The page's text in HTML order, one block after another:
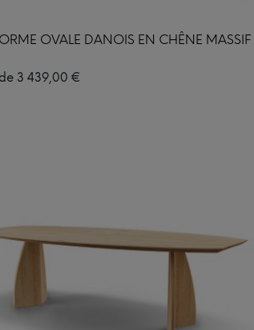
OVALE DANOIS EN CHÊNE MASSIF
3 439,00 €